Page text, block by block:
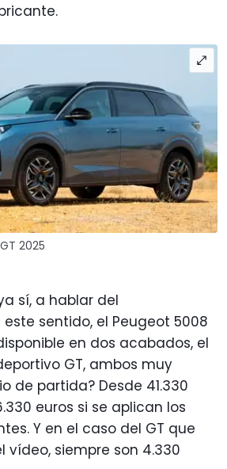
2025
sí, a hablar del
sentido, el Peugeot 5008
en dos acabados, el
GT, ambos muy
de partida? Desde 41.330
euros si se aplican los
Y en el caso del GT que
vídeo, siempre son 4.330